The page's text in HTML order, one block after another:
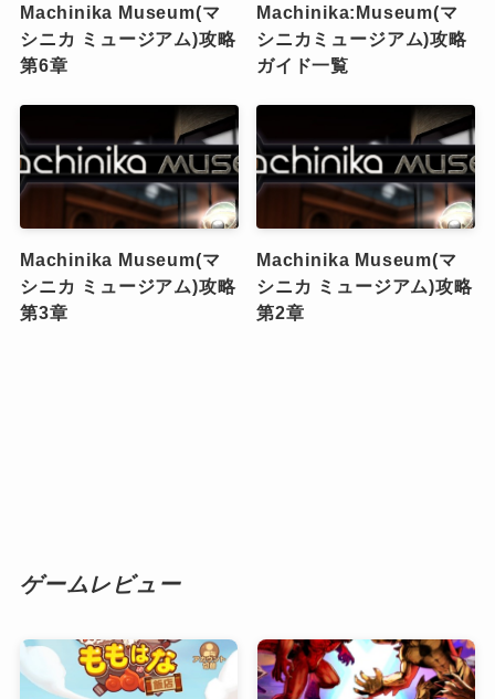
Machinika Museum(マ
シニカ ミュージアム)攻略
第6章
Machinika:Museum(マ
シニカミュージアム)攻略
ガイド一覧
Machinika Museum(マ
シニカ ミュージアム)攻略
第3章
Machinika Museum(マ
シニカ ミュージアム)攻略
第2章
ゲームレビュー